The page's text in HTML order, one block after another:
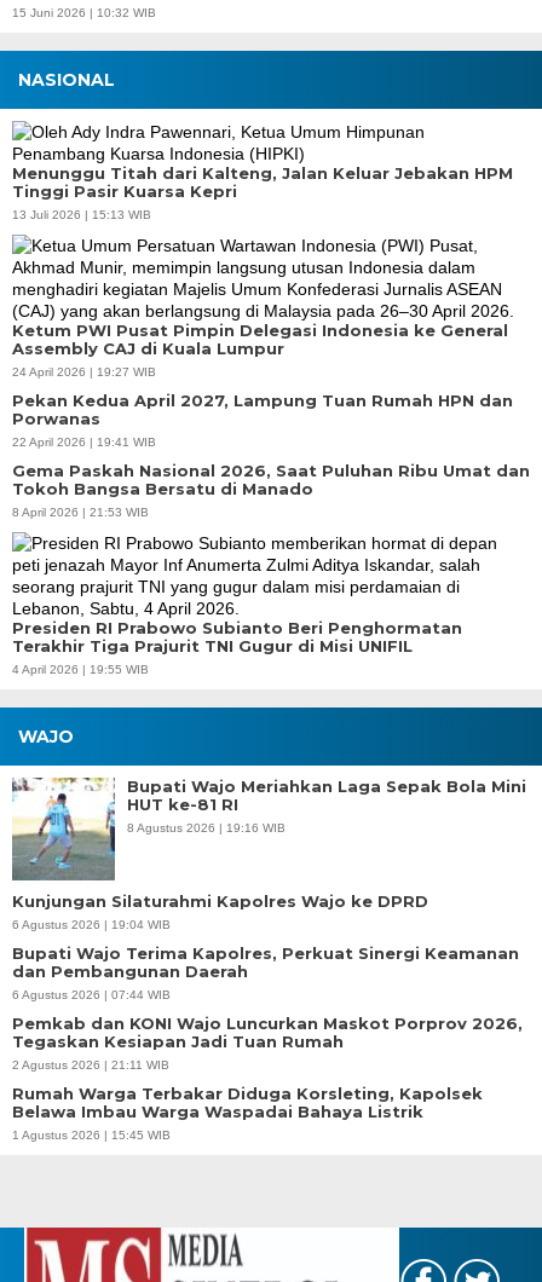
15 Juni 2026 | 10:32 WIB
NASIONAL
Menunggu Titah dari Kalteng, Jalan Keluar Jebakan HPM
Tinggi Pasir Kuarsa Kepri
13 Juli 2026 | 15:13 WIB
Ketum PWI Pusat Pimpin Delegasi Indonesia ke General
Assembly CAJ di Kuala Lumpur
24 April 2026 | 19:27 WIB
Pekan Kedua April 2027, Lampung Tuan Rumah HPN dan
Porwanas
22 April 2026 | 19:41 WIB
Gema Paskah Nasional 2026, Saat Puluhan Ribu Umat dan
Tokoh Bangsa Bersatu di Manado
8 April 2026 | 21:53 WIB
Presiden RI Prabowo Subianto Beri Penghormatan
Terakhir Tiga Prajurit TNI Gugur di Misi UNIFIL
4 April 2026 | 19:55 WIB
WAJO
Bupati Wajo Meriahkan Laga Sepak Bola Mini
HUT ke-81 RI
8 Agustus 2026 | 19:16 WIB
Kunjungan Silaturahmi Kapolres Wajo ke DPRD
6 Agustus 2026 | 19:04 WIB
Bupati Wajo Terima Kapolres, Perkuat Sinergi Keamanan
dan Pembangunan Daerah
6 Agustus 2026 | 07:44 WIB
Pemkab dan KONI Wajo Luncurkan Maskot Porprov 2026,
Tegaskan Kesiapan Jadi Tuan Rumah
2 Agustus 2026 | 21:11 WIB
Rumah Warga Terbakar Diduga Korsleting, Kapolsek
Belawa Imbau Warga Waspadai Bahaya Listrik
1 Agustus 2026 | 15:45 WIB